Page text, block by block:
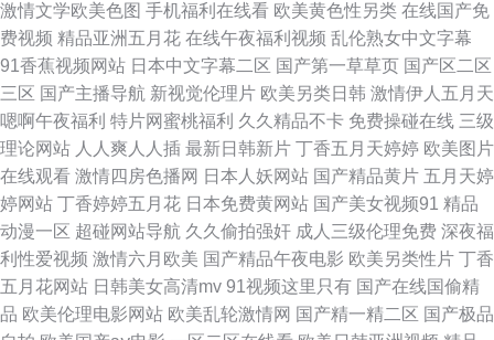
操碰人人乐 欧美日韩综合首页 国产91视屏 无码视频99 性生活A级 久久精品
国产精品国产 成人免费午夜福利导航 色址AV导航 五月天婷婷综合免费网 久
久福利 91桃子茄子 不卡网卡1卡2卡3在线视频 日本在线不卡一区三区 精品
东方av正在进入 91视频网在线观看 国产黑丝 日本之性交 国产精品自拍AV在
线 最色网 亚洲伊人在线视频 麻豆成人久久影院 草莓在线看 日本不卡特黄视
频免费观看 中文字幕在线系列 欧美另娄ZZZ 豆花网站免费 熟女精品一区二
激情文学欧美色图 手机福利在线看 欧美黄色性另类 在线国产免
费视频 精品亚洲五月花 在线午夜福利视频 乱伦熟女中文字幕
91香蕉视频网站 日本中文字幕二区 国产第一草草页 国产区二区
三区 国产主播导航 新视觉伦理片 欧美另类日韩 激情伊人五月天
嗯啊午夜福利 特片网蜜桃福利 久久精品不卡 免费操碰在线 三级
理论网站 人人爽人人插 最新日韩新片 丁香五月天婷婷 欧美图片
在线观看 激情四房色播网 日本人妖网站 国产精品黄片 五月天婷
婷网站 丁香婷婷五月花 日本免费黄网站 国产美女视频91 精品
动漫一区 超碰网站导航 久久偷拍强奸 成人三级伦理免费 深夜福
利性爱视频 激情六月欧美 国产精品午夜电影 欧美另类性片 丁香
五月花网站 日韩美女高清mv 91视频这里只有 国产在线国偷精
品 欧美伦理电影网站 欧美乱轮激情网 国产精一精二区 国产极品